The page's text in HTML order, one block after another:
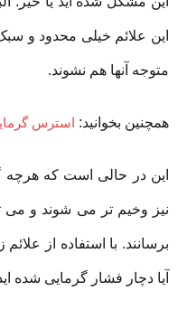
این علائم خیلی محدود و
متوجه آنها هم نشوند.
همچنین بخوانید: استرس
این در حالی است که هرچه
نیز وخیم تر می شوند و می
برسانند. با استفاده از
آیا دچار فشار گرمایی شده